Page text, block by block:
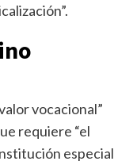
vocacional”
requiere “el
especial